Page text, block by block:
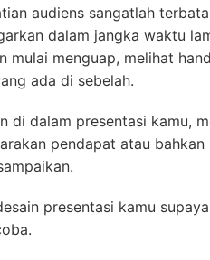
audiens sangatlah
dalam jangka waktu
mulai menguap, melihat
ada di sebelah.
di dalam presentasi kamu,
pendapat atau
presentasi kamu